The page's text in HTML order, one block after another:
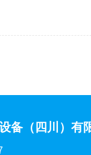
备（四川）有